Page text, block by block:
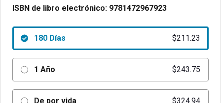
ISBN de libro electrónico: 9781472967923
180 Días $211.23
1 Año $243.75
De por vida $324.94